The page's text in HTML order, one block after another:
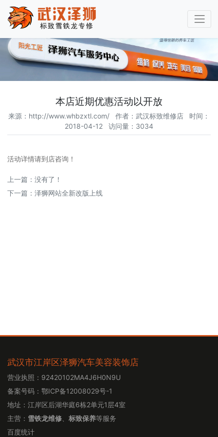
本店近期优惠活动以开放
来源：http://www.whbzxtl.com/ 作者： 武汉标致维修店 时间：
2018-04-12 访问量：3034
活动详情请到店咨询！
上一篇：没有了！
下一篇： 泽狮网站全新改版上线
武汉市江岸区泽狮汽车美容装饰店
营业执照：92420102MA4J6H0N9U
备案号码： 鄂ICP备12008029号-1
地址：江岸区后湖华庭6栋2单元1层4室
主营： 雪铁龙维修 标致保养等服务
百度统计